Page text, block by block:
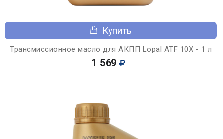
Купить
Трансмиссионное масло для АКПП Lopal ATF 10X - 1 л
1 569